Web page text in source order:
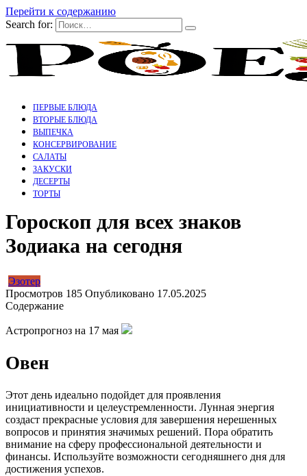
Перейти к содержанию
Search for:
ПЕРВЫЕ БЛЮДА
ВТОРЫЕ БЛЮДА
ВЫПЕЧКА
КОНСЕРВИРОВАНИЕ
САЛАТЫ
ЗАКУСКИ
ДЕСЕРТЫ
ТОРТЫ
Гороскоп для всех знаков
Зодиака на сегодня
Эзотер
Просмотров 185 Опубликовано 17.05.2025
Содержание
Астропрогноз на 17 мая
Овен
Этот день идеально подойдет для проявления
инициативности и целеустремленности. Лунная энергия
создаст прекрасные условия для завершения нерешенных
вопросов и принятия значимых решений. Пора обратить
внимание на сферу профессиональной деятельности и
финансы. Используйте возможности сегодняшнего дня для
достижения успехов.